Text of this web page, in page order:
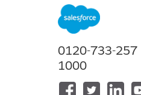
0120-733-
1000